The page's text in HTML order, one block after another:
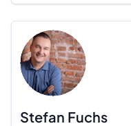
Stefan Fuchs